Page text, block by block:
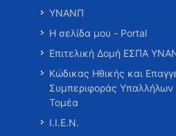
ΥΝΑΝΠ
Η σελίδα μου - Portal
Επιτελική Δομή ΕΣΠΑ
Κώδικας Ηθικής και
Συμπεριφοράς Υπαλλήλων
Τομέα
Ι.Ι.Ε.Ν.